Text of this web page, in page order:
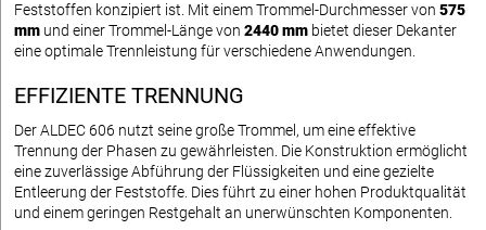
Feststoffen konzipiert ist. Mit einem Trommel-Durchmesser von 575
mm und einer Trommel-Länge von 2440 mm bietet dieser Dekanter
eine optimale Trennleistung für verschiedene Anwendungen.
EFFIZIENTE TRENNUNG
Der ALDEC 606 nutzt seine große Trommel, um eine effektive
Trennung der Phasen zu gewährleisten. Die Konstruktion ermöglicht
eine zuverlässige Abführung der Flüssigkeiten und eine gezielte
Entleerung der Feststoffe. Dies führt zu einer hohen Produktqualität
und einem geringen Restgehalt an unerwünschten Komponenten.